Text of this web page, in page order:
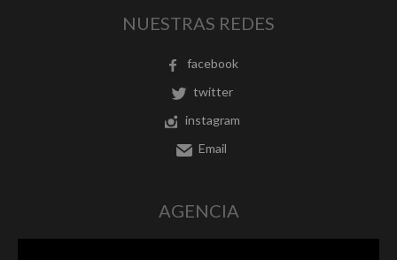
NUESTRAS REDES
facebook
twitter
instagram
Email
AGENCIA